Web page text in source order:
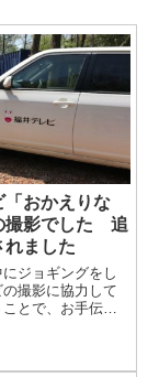
「おかえりな
撮影でした 追
ました
ジョギングをし
撮影に協力して
とで、お手伝い